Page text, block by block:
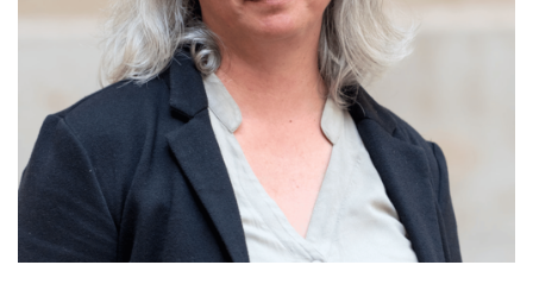
EDUCATION, FORMATION, INSERTION
PROFESSIONNELLE